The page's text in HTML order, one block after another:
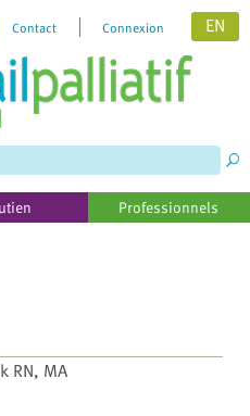
Contact Connexion EN
Professionnels
RN, MA